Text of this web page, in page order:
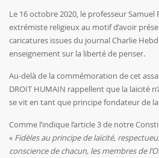
Le 16 octobre 2020, le professeur
extrémiste religieux au motif d’avoir
caricatures issues du journal Charlie
enseignement sur la liberté de penser.
Au-delà de la commémoration de cet
DROIT HUMAIN rappellent que la laïcité
se vit en tant que principe fondateur de
Comme l’indique l’article 3 de notre
« Fidèles au principe de laïcité,
conscience de chacun, les membres de